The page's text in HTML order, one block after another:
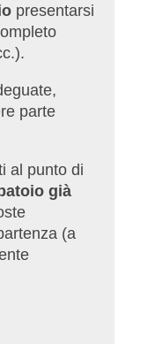
presentarsi
parte
al punto di
già
(a